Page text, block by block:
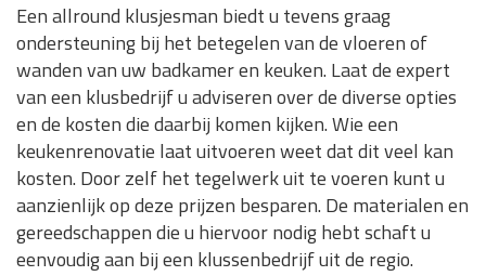
Een allround klusjesman biedt u tevens graag
ondersteuning bij het betegelen van de vloeren of
wanden van uw badkamer en keuken. Laat de expert
van een klusbedrijf u adviseren over de diverse opties
en de kosten die daarbij komen kijken. Wie een
keukenrenovatie laat uitvoeren weet dat dit veel kan
kosten. Door zelf het tegelwerk uit te voeren kunt u
aanzienlijk op deze prijzen besparen. De materialen en
gereedschappen die u hiervoor nodig hebt schaft u
eenvoudig aan bij een klussenbedrijf uit de regio.